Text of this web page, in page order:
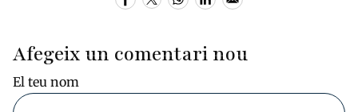
Afegeix un comentari nou
El teu nom